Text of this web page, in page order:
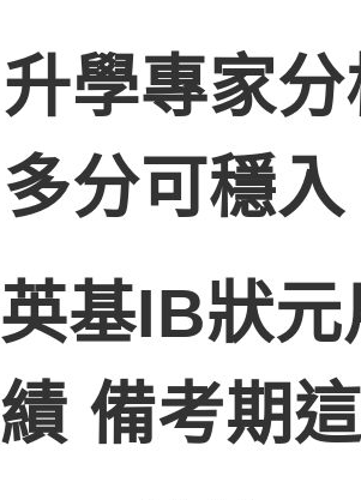
升學專家
多分可穩
英基IB狀
績 備考期